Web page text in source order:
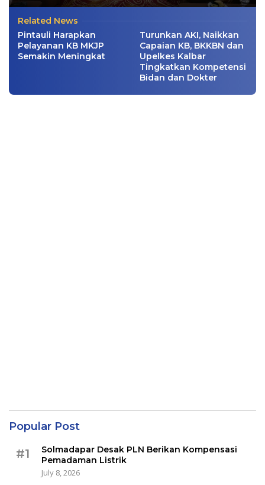
Related News
Pintauli Harapkan
Pelayanan KB MKJP
Semakin Meningkat
Turunkan AKI, Naikkan
Capaian KB, BKKBN dan
Upelkes Kalbar
Tingkatkan Kompetensi
Bidan dan Dokter
Popular Post
#1
Solmadapar Desak PLN Berikan Kompensasi
Pemadaman Listrik
July 8, 2026